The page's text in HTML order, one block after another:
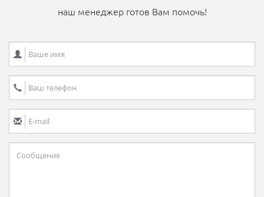
наш менеджер готов Вам помочь!